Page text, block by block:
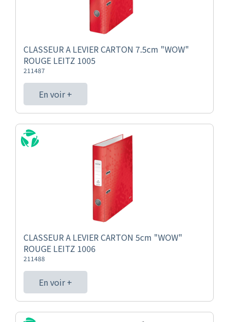
CLASSEUR A LEVIER CARTON 7.5cm "WOW"
ROUGE LEITZ 1005
211487
En voir +
CLASSEUR A LEVIER CARTON 5cm "WOW"
ROUGE LEITZ 1006
211488
En voir +